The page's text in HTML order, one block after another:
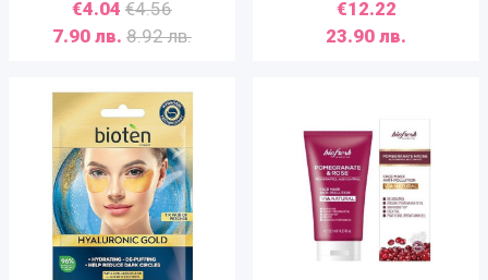
€4.04 €4.56
7.90 лв. 8.92 лв.
€12.22
23.90 лв.